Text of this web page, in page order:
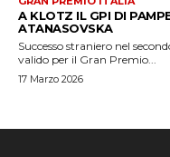
A KLOTZ IL GPI DI
ATANASOVSKA
Successo straniero nel
valido per il Gran Premio...
17 Marzo 2026